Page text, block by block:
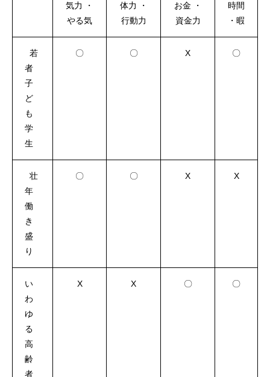
気力 ・
やる気
体力 ・
行動力
お金 ・
資金力
時間
・暇
若
者
子
ど
も
学
生
〇 〇 X 〇
壮
年
働
き
盛
り
〇 〇 X X
い
わ
ゆ
る
高
齢
者
X X 〇 〇